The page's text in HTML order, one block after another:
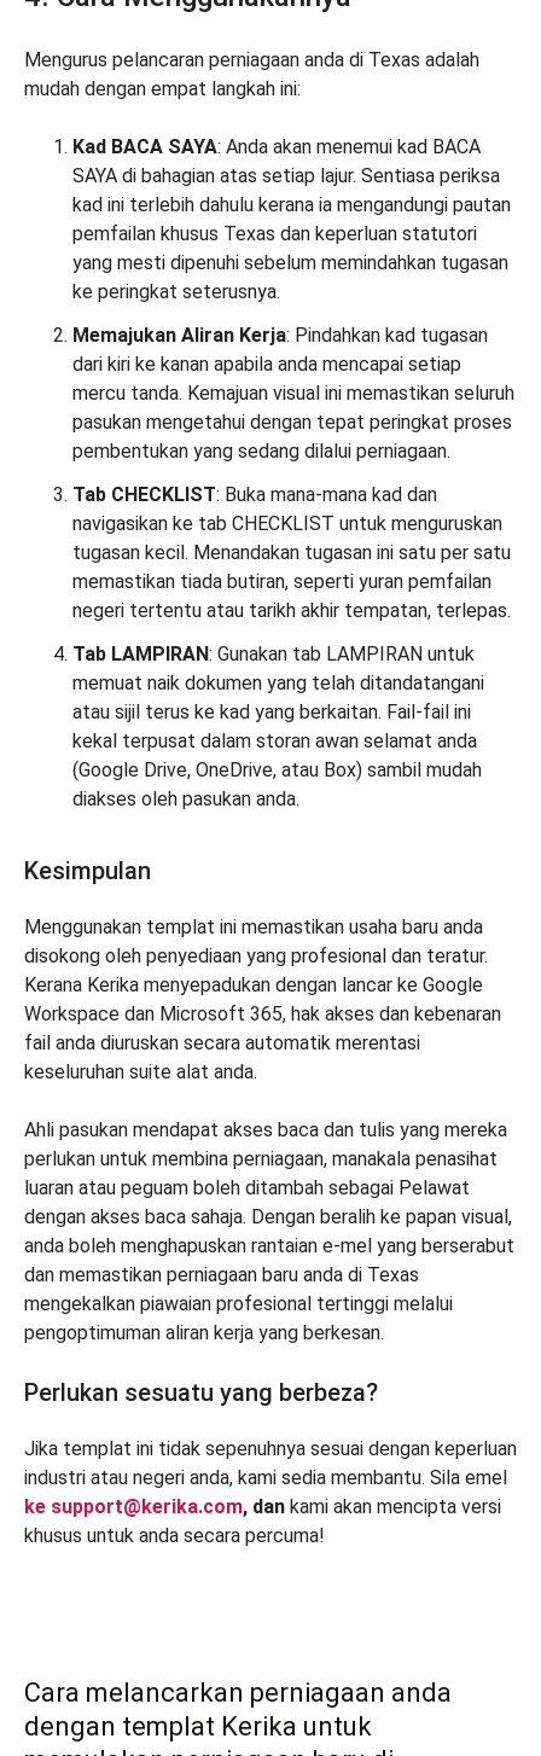
Mengurus pelancaran perniagaan anda di Texas adalah
mudah dengan empat langkah ini:
Kad BACA SAYA: Anda akan menemui kad BACA
SAYA di bahagian atas setiap lajur. Sentiasa periksa
kad ini terlebih dahulu kerana ia mengandungi pautan
pemfailan khusus Texas dan keperluan statutori
yang mesti dipenuhi sebelum memindahkan tugasan
ke peringkat seterusnya.
Memajukan Aliran Kerja: Pindahkan kad tugasan
dari kiri ke kanan apabila anda mencapai setiap
mercu tanda. Kemajuan visual ini memastikan seluruh
pasukan mengetahui dengan tepat peringkat proses
pembentukan yang sedang dilalui perniagaan.
Tab CHECKLIST: Buka mana-mana kad dan
navigasikan ke tab CHECKLIST untuk menguruskan
tugasan kecil. Menandakan tugasan ini satu per satu
memastikan tiada butiran, seperti yuran pemfailan
negeri tertentu atau tarikh akhir tempatan, terlepas.
Tab LAMPIRAN: Gunakan tab LAMPIRAN untuk
memuat naik dokumen yang telah ditandatangani
atau sijil terus ke kad yang berkaitan. Fail-fail ini
kekal terpusat dalam storan awan selamat anda
(Google Drive, OneDrive, atau Box) sambil mudah
diakses oleh pasukan anda.
Kesimpulan
Menggunakan templat ini memastikan usaha baru anda
disokong oleh penyediaan yang profesional dan teratur.
Kerana Kerika menyepadukan dengan lancar ke Google
Workspace dan Microsoft 365, hak akses dan kebenaran
fail anda diuruskan secara automatik merentasi
keseluruhan suite alat anda.
Ahli pasukan mendapat akses baca dan tulis yang mereka
perlukan untuk membina perniagaan, manakala penasihat
luaran atau peguam boleh ditambah sebagai Pelawat
dengan akses baca sahaja. Dengan beralih ke papan visual,
anda boleh menghapuskan rantaian e-mel yang berserabut
dan memastikan perniagaan baru anda di Texas
mengekalkan piawaian profesional tertinggi melalui
pengoptimuman aliran kerja yang berkesan.
Perlukan sesuatu yang berbeza?
Jika templat ini tidak sepenuhnya sesuai dengan keperluan
industri atau negeri anda, kami sedia membantu. Sila emel
ke support@kerika.com, dan kami akan mencipta versi
khusus untuk anda secara percuma!
Cara melancarkan perniagaan anda
dengan templat Kerika untuk